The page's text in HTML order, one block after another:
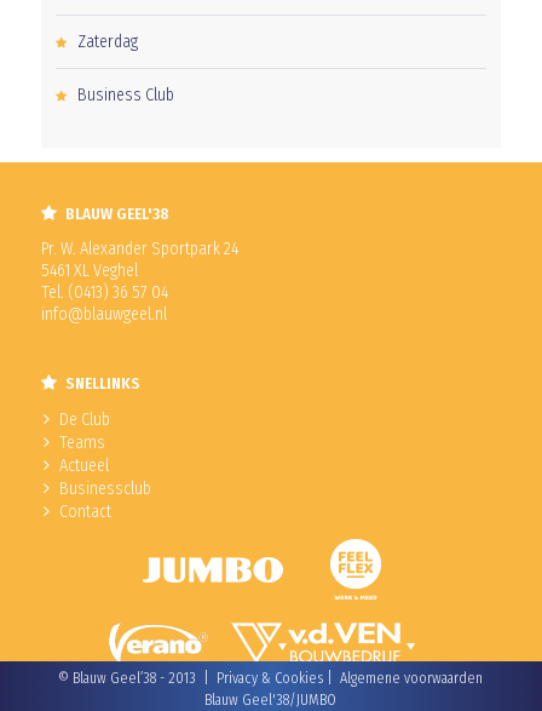
Zaterdag
Business Club
BLAUW GEEL'38
Pr. W. Alexander Sportpark 24
5461 XL Veghel
Tel. (0413) 36 57 04
info@blauwgeel.nl
SNELLINKS
De Club
Teams
Actueel
Businessclub
Contact
© Blauw Geel’38 - 2013 | Privacy & Cookies |Algemene voorwaarden
Blauw Geel'38/JUMBO